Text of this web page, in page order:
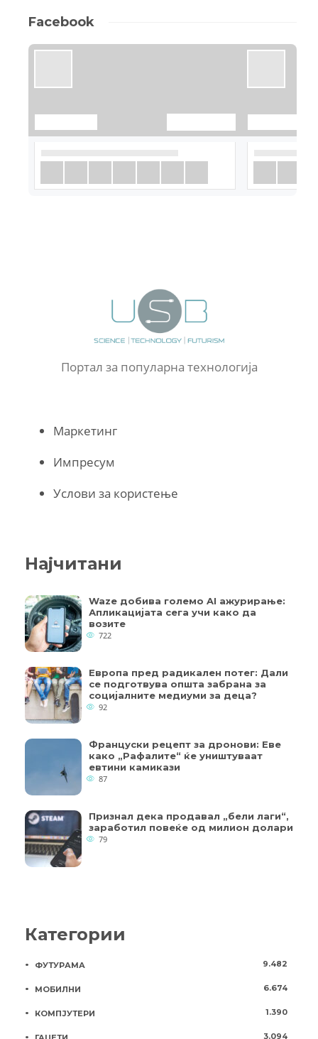
Facebook
Портал за популарна технологија
Маркетинг
Импресум
Услови за користење
Најчитани
Waze добива големо AI ажурирање:
Апликацијата сега учи како да
возите
722
Европа пред радикален потег: Дали
се подготвува општа забрана за
социјалните медиуми за деца?
92
Француски рецепт за дронови: Еве
како „Рафалите“ ќе уништуваат
евтини камикази
87
Признал дека продавал „бели лаги“,
заработил повеќе од милион долари
79
Категории
ФУТУРАМА 9.482
МОБИЛНИ 6.674
КОМПЈУТЕРИ 1.390
3.094